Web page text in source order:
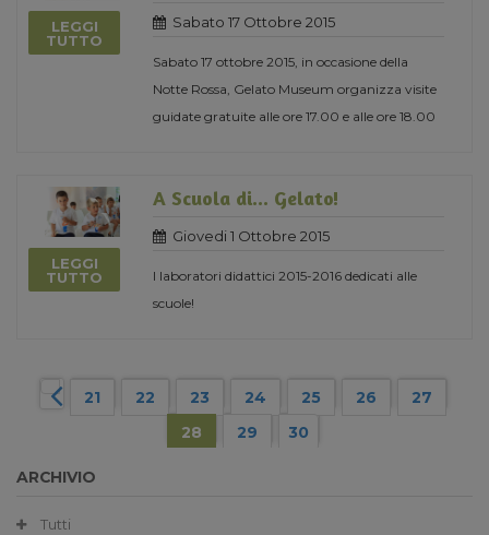
LEGGI
TUTTO
Sabato 17 Ottobre 2015
Sabato 17 ottobre 2015, in occasione della
Notte Rossa, Gelato Museum organizza visite
guidate gratuite alle ore 17.00 e alle ore 18.00
LEGGI
TUTTO
A Scuola di... Gelato!
Giovedi 1 Ottobre 2015
I laboratori didattici 2015-2016 dedicati alle
scuole!
21 22 23 24 25 26
27
28
29 30
ARCHIVIO
Tutti